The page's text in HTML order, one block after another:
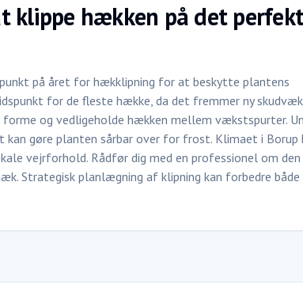
klippe hækken på det
på året for hækklipning for at beskytte plantens
for de fleste hække, da det fremmer ny
og vedligeholde hækken mellem vækstspurter.
gøre planten sårbar over for frost. Klimaet i Borup
vejrforhold. Rådfør dig med en professionel om den
Strategisk planlægning af klipning kan forbedre både